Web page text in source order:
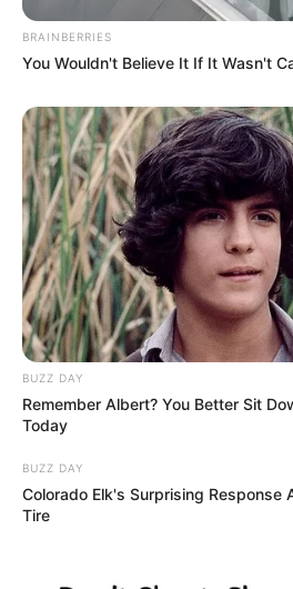
BRAINBERRIES
You Wouldn't Believe It If It Wasn't
BUZZ DAY
Remember Albert? You Better Sit
Today
BUZZ DAY
Colorado Elk's Surprising Response
Tire